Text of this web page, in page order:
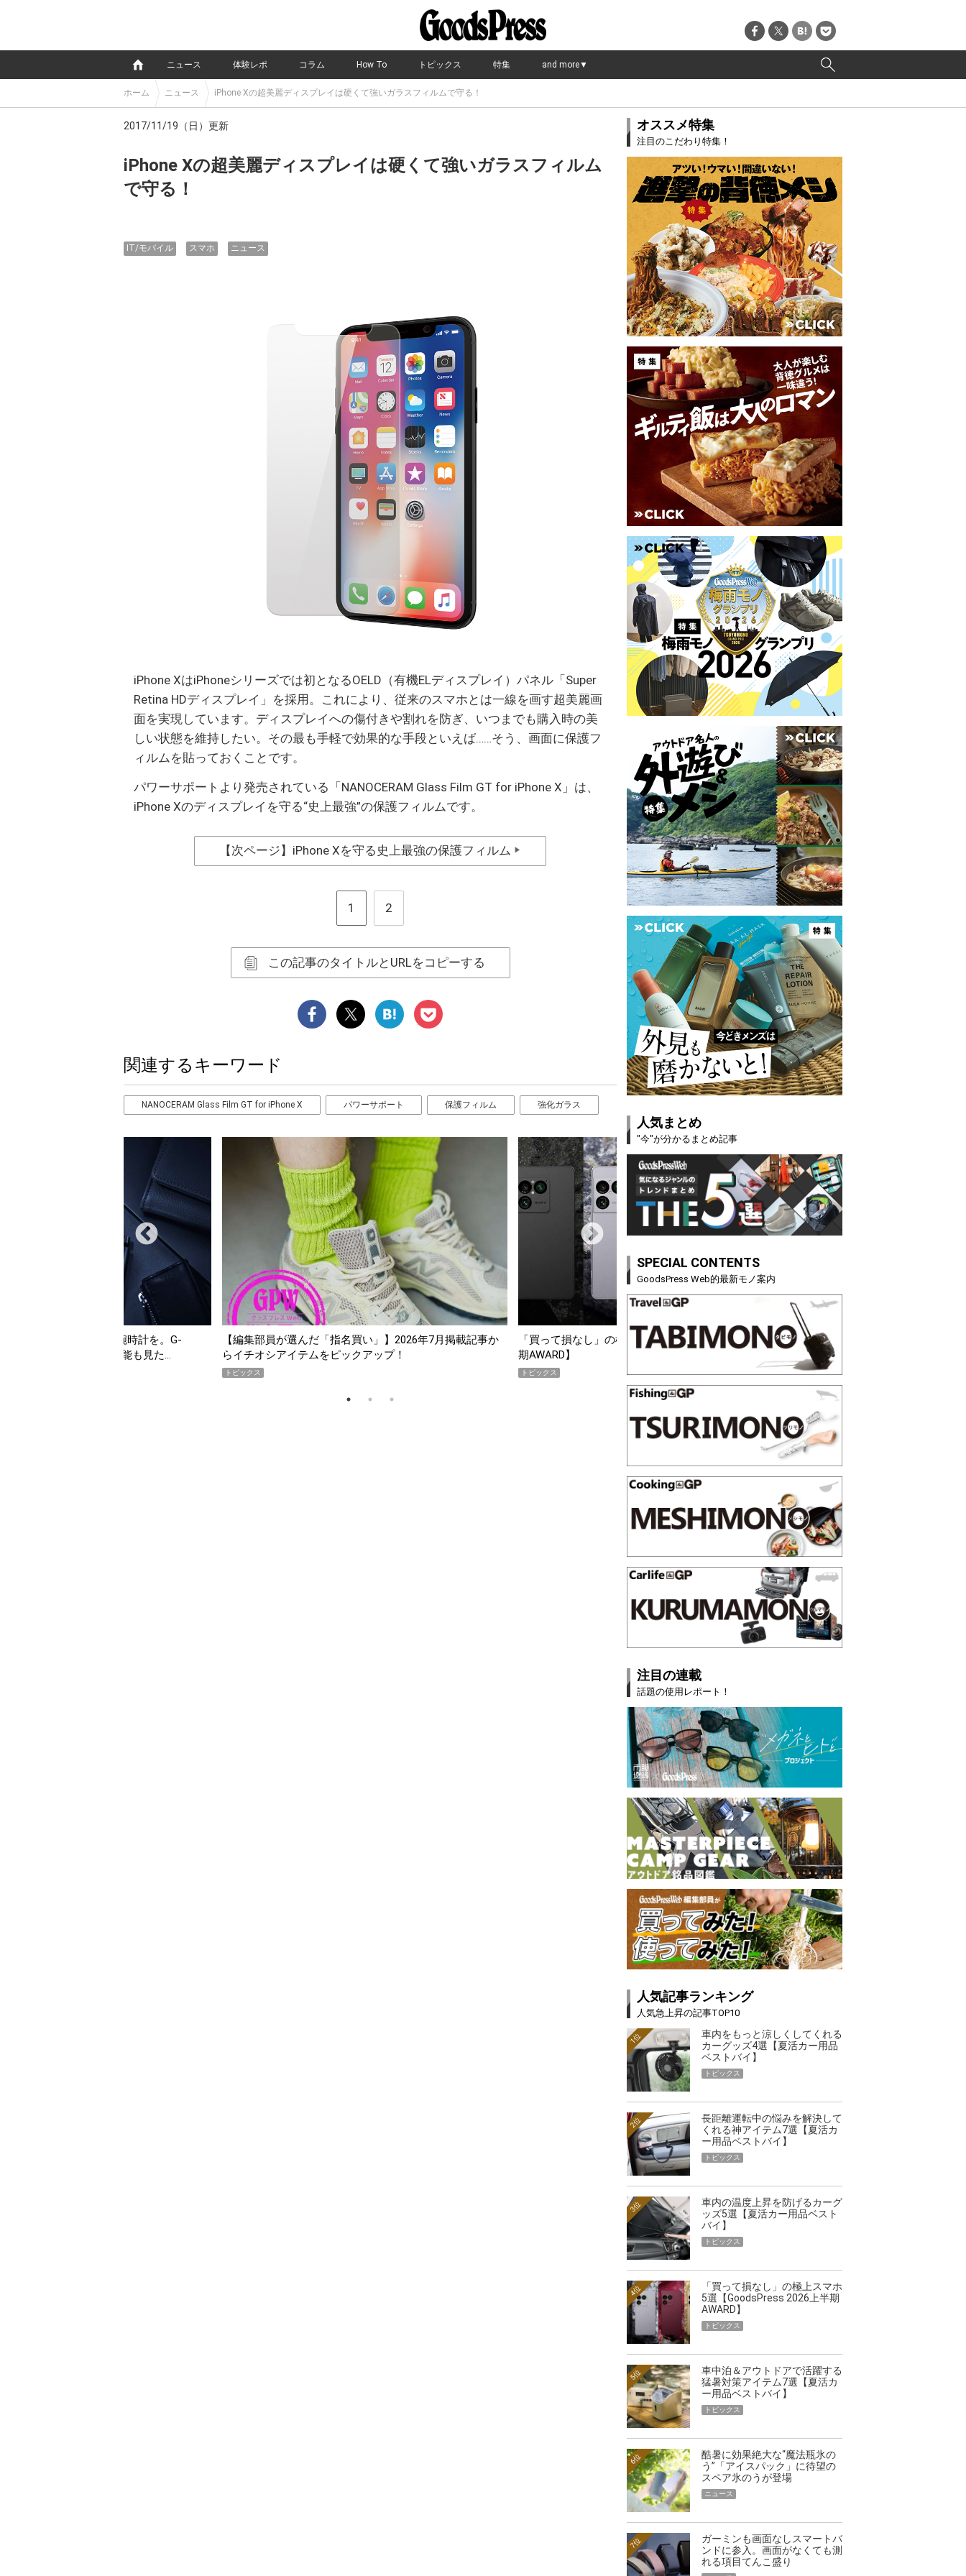
ニュース 体験レポ コラム How To トピックス 特集 and more▼
ホーム ニュース iPhone Xの超美麗ディスプレイは硬くて強いガラスフィルムで守る！
2017/11/19（日）更新
iPhone Xの超美麗ディスプレイは硬くて強いガラスフィルム
で守る！
IT/モバイル スマホ ニュース
iPhone XはiPhoneシリーズでは初となるOELD（有機ELディスプレイ）パネル「Super
Retina HDディスプレイ」を採用。これにより、従来のスマホとは一線を画す超美麗画
面を実現しています。ディスプレイへの傷付きや割れを防ぎ、いつまでも購入時の美
しい状態を維持したい。その最も手軽で効果的な手段といえば……そう、画面に保護フ
ィルムを貼っておくことです。
パワーサポートより発売されている「NANOCERAM Glass Film GT for iPhone X」は、
iPhone Xのディスプレイを守る“史上最強”の保護フィルムです。
【次ページ】iPhone Xを守る史上最強の保護フィルム ▶
1 2
この記事のタイトルとURLをコピーする
関連するキーワード
NANOCERAM Glass Film GT for iPhone X パワーサポート 保護フィルム 強化ガラス
【編集部員が選んだ「指名買い」】2026年7月掲載記事か
らイチオシアイテムをピックアップ！
「買って損なし」の極上スマホ5選【GoodsPress 2026上半
薄着になる季節の夏こそ“映える”タフな腕時
SHOCK「GRAVITYMASTER」は本当に機能
PR
オススメ特集
注目のこだわり特集！
人気まとめ
"今"が分かるまとめ記事
SPECIAL CONTENTS
GoodsPress Web的最新モノ案内
注目の連載
話題の使用レポート！
人気記事ランキング
人気急上昇の記事TOP10
車内をもっと涼しくしてくれる
カーグッズ4選【夏活カー用品
ベストバイ】
1位
トピックス
長距離運転中の悩みを解決して
くれる神アイテム7選【夏活カ
ー用品ベストバイ】
2位
トピックス
車内の温度上昇を防げるカーグ
ッズ5選【夏活カー用品ベスト
バイ】
3位
トピックス
「買って損なし」の極上スマホ
5選【GoodsPress 2026上半期
AWARD】
4位
トピックス
車中泊＆アウトドアで活躍する
猛暑対策アイテム7選【夏活カ
ー用品ベストバイ】
5位
トピックス
酷暑に効果絶大な“魔法瓶氷の
う”「アイスパック」に待望の
スペア氷のうが登場
6位
ニュース
ガーミンも画面なしスマートバ
ンドに参入。画面がなくても測
れる項目てんこ盛り
7位